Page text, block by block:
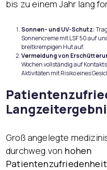
bis zu einem Jahr lang
Sonnen- und UV-Schutz:
Sonnencreme mit LSF 50 auf
breitkrempigen Hut auf.
Vermeidung von
Wochen vollständig auf
Aktivitäten mit Risiko eines
Groß angelegte
durchweg von hohen